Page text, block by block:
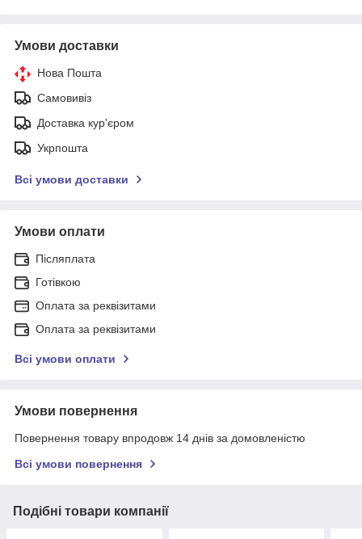
Умови доставки
Нова Пошта
Самовивіз
Доставка кур'єром
Укрпошта
Всі умови доставки
Умови оплати
Післяплата
Готівкою
Оплата за реквізитами
Оплата за реквізитами
Всі умови оплати
Умови повернення
Повернення товару впродовж 14 днів за домовленістю
Всі умови повернення
Подібні товари компанії